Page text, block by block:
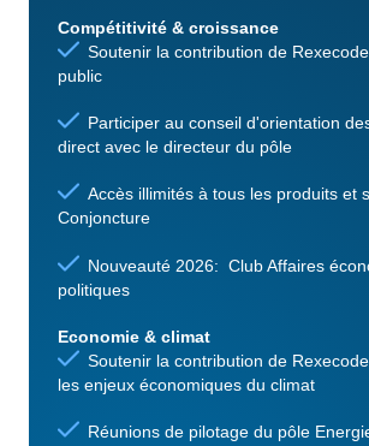
Compétitivité & croissance
Soutenir la contribution de
public
Participer au conseil d'orientation
direct avec le directeur du pôle
Accès illimités à tous les produits et
Conjoncture
Nouveauté 2026: Club Affaires
politiques
Economie & climat
Soutenir la contribution de
les enjeux économiques du climat
Réunions de pilotage du pôle